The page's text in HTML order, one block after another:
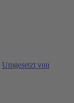
Umgesetzt von